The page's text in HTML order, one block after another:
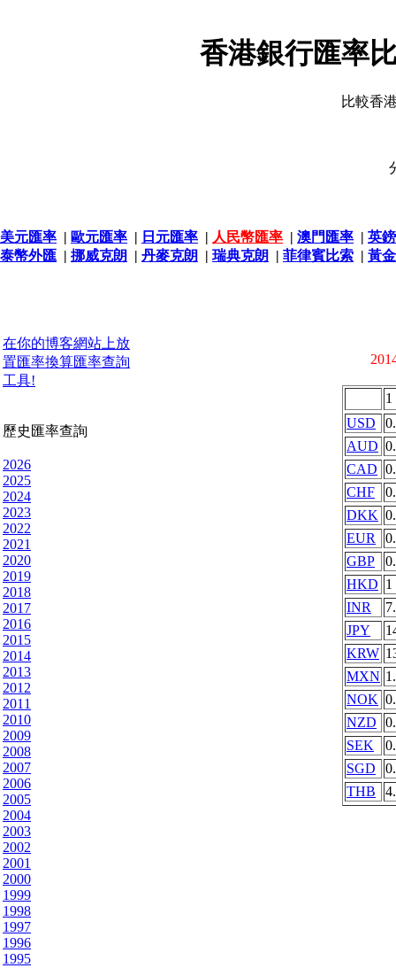
香港銀行匯率
比較香
美元匯率 | 歐元匯率 | 日元匯率 | 人民幣匯率 | 澳門匯率 | 英
泰幣外匯 | 挪威克朗 | 丹麥克朗 | 瑞典克朗 | 菲律賓比索 | 黃
在你的博客網站上放
置匯率換算匯率查詢
工具!
歷史匯率查詢
2026
2025
2024
2023
2022
2021
2020
2019
2018
2017
2016
2015
2014
2013
2012
2011
2010
2009
2008
2007
2006
2005
2004
2003
2002
2001
2000
1999
1998
1997
1996
1995
1
USD
AUD
CAD
CHF
DKK
EUR
GBP
HKD 1
INR
JPY
KRW
MXN
NOK
NZD
SEK
SGD
THB